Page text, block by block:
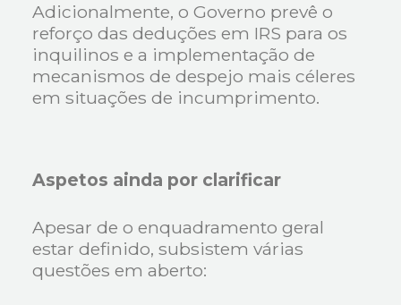
Adicionalmente, o Governo prevê o
reforço das deduções em IRS para os
inquilinos e a implementação de
mecanismos de despejo mais céleres
em situações de incumprimento.
Aspetos ainda por clarificar
Apesar de o enquadramento geral
estar definido, subsistem várias
questões em aberto: